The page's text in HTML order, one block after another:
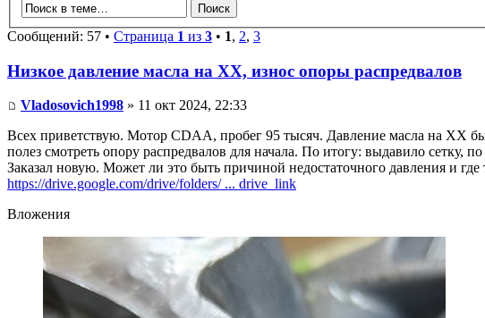
Сообщений: 57 • Страница 1 из 3 • 1, 2, 3
Низкое давление масла на ХХ, износ опоры распредвалов
Vladosovich1998 » 11 окт 2024, 22:33
Всех приветствую. Мотор CDAA, пробег 95 тысяч. Давление масла на ХХ
полез смотреть опору распредвалов для начала. По итогу: выдавило сетку,
Заказал новую. Может ли это быть причиной недостаточного давления и
https://drive.google.com/drive/folders/ ... drive_link
Вложения